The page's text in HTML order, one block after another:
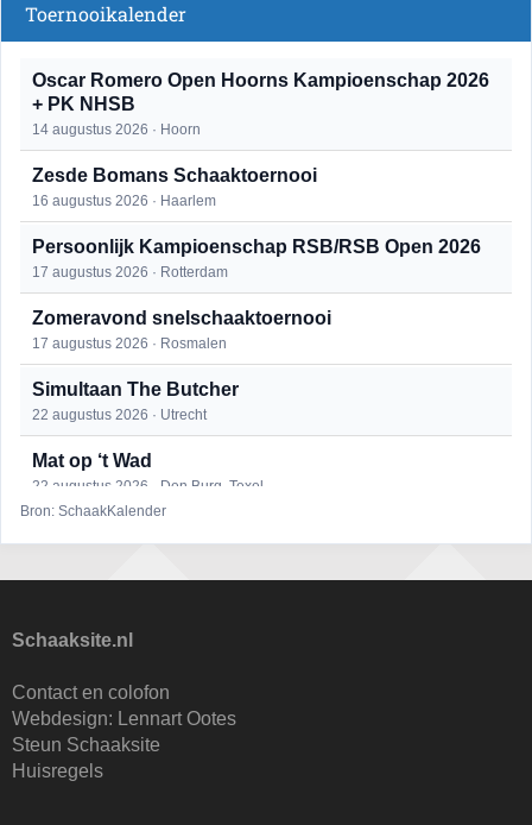
Toernooikalender
Oscar Romero Open Hoorns Kampioenschap 2026
+ PK NHSB
14 augustus 2026 · Hoorn
Zesde Bomans Schaaktoernooi
16 augustus 2026 · Haarlem
Persoonlijk Kampioenschap RSB/RSB Open 2026
17 augustus 2026 · Rotterdam
Zomeravond snelschaaktoernooi
17 augustus 2026 · Rosmalen
Simultaan The Butcher
22 augustus 2026 · Utrecht
Mat op ‘t Wad
22 augustus 2026 · Den Burg, Texel
23 augustus 2026 · Utrecht
25 augustus 2026 · Bunschoten-Spakenburg
Nazomervierkampentoernooi 2026
28 augustus 2026 · Assen
Bron: SchaakKalender
Schaaksite.nl
Contact en colofon
Webdesign: Lennart Ootes
Steun Schaaksite
Huisregels